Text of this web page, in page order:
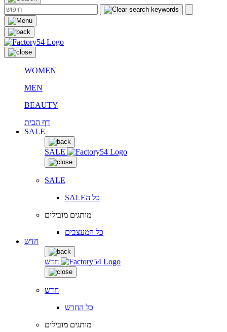
WOMEN
MEN
BEAUTY
דף הבית
SALE
SALE
SALE
SALEכל ה
מותגים מובילים
כל המעצבים
חדש
חדש
חדש
כל החדש
מותגים מובילים